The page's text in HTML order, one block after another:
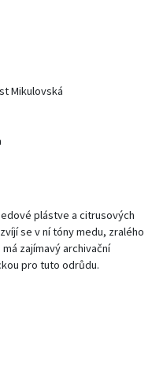
Mikulovská
plástve a citrusových
se v ní tóny medu, zralého
zajímavý archivační
pro tuto odrůdu.